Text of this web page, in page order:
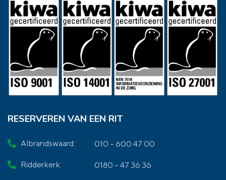
RESERVEREN VAN EEN RIT
Albrandswaard: 010 – 600 47 00
Ridderkerk: 0180 – 47 36 36